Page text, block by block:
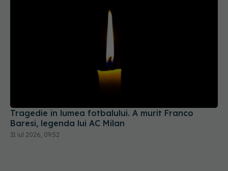
Tragedie în lumea fotbalului. A murit Franco
Baresi, legenda lui AC Milan